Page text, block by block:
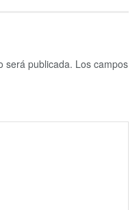
será publicada. Los campos